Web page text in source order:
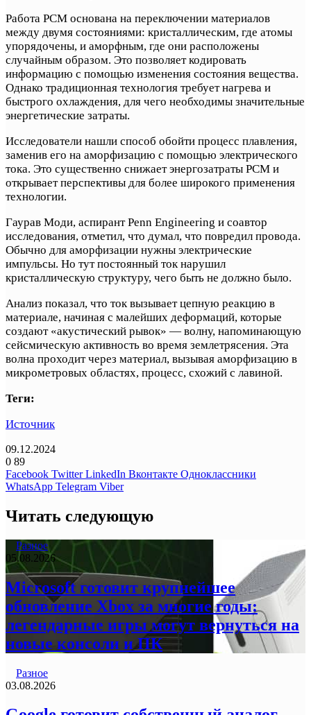
Работа PCM основана на переключении материалов
между двумя состояниями: кристаллическим, где атомы
упорядочены, и аморфным, где они расположены
случайным образом. Это позволяет кодировать
информацию с помощью изменения состояния вещества.
Однако традиционная технология требует нагрева и
быстрого охлаждения, для чего необходимы значительные
энергетические затраты.
Исследователи нашли способ обойти процесс плавления,
заменив его на аморфизацию с помощью электрического
тока. Это существенно снижает энергозатраты PCM и
открывает перспективы для более широкого применения
технологии.
Гаурав Моди, аспирант Penn Engineering и соавтор
исследования, отметил, что думал, что повредил провода.
Обычно для аморфизации нужны электрические
импульсы. Но тут постоянный ток нарушил
кристаллическую структуру, чего быть не должно было.
Анализ показал, что ток вызывает цепную реакцию в
материале, начиная с малейших деформаций, которые
создают «акустический рывок» — волну, напоминающую
сейсмическую активность во время землетрясения. Эта
волна проходит через материал, вызывая аморфизацию в
микрометровых областях, процесс, схожий с лавиной.
Теги:
Источник
09.12.2024
0 89
Facebook Twitter LinkedIn Вконтакте Одноклассники
WhatsApp Telegram Viber
Читать следующую
Разное
05.08.2026
Microsoft готовит крупнейшее
обновление Xbox за многие годы:
легендарные игры могут вернуться на
новые консоли и ПК
Разное
03.08.2026